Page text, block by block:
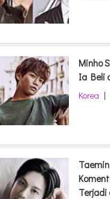
Minho
Ia Beli
Korea |
Terjadi